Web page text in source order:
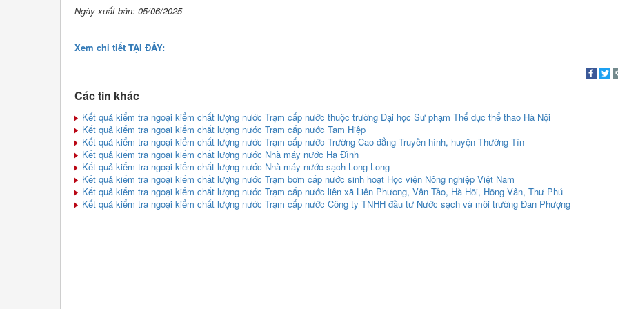
Ngày xuất bản: 05/06/2025
Xem chi tiết TẠI ĐÂY:
Các tin khác
Kết quả kiểm tra ngoại kiểm chất lượng nước Trạm cấp nước thuộc trường Đại học Sư phạm Thể dục thể thao Hà Nội
Kết quả kiểm tra ngoại kiểm chất lượng nước Trạm cấp nước Tam Hiệp
Kết quả kiểm tra ngoại kiểm chất lượng nước Trạm cấp nước Trường Cao đẳng Truyền hình, huyện Thường Tín
Kết quả kiểm tra ngoại kiểm chất lượng nước Nhà máy nước Hạ Đình
Kết quả kiểm tra ngoại kiểm chất lượng nước Nhà máy nước sạch Long Long
Kết quả kiểm tra ngoại kiểm chất lượng nước Trạm bơm cấp nước sinh hoạt Học viện Nông nghiệp Việt Nam
Kết quả kiểm tra ngoại kiểm chất lượng nước Trạm cấp nước liên xã Liên Phương, Vân Tảo, Hà Hồi, Hồng Vân, Thư Phú
Kết quả kiểm tra ngoại kiểm chất lượng nước Trạm cấp nước Công ty TNHH đầu tư Nước sạch và môi trường Đan Phượng